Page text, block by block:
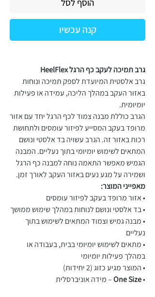
הוסף לסל
קנה עכשיו
גרב תמיכה לעקב כף הרגל HeelFlex
גרב אלסטית המיועדת לספק תמיכה ונוחות
באזור העקב במהלך הליכה, עמידה או פעילות
יומיומית.
הגרב כוללת מבנה צמוד לכף הרגל יחד עם אזור
מרופד בעקב המסייע לפיזור עומסים ולתחושת
רכות באזור זה. הגרב עשויה בד אלסטי ונושם
המתאים לשימוש יומיומי בתוך נעליים. המבנה
הגמיש מאפשר התאמה נוחה למבנה כף הרגל
ושמירה על מגע נעים באזור העקב לאורך זמן.
מאפייני המוצר:
• אזור מרופד בעקב לפיזור עומסים
• בד אלסטי ונושם לנוחות במהלך שימוש ממושך
• מבנה גמיש וצמוד המתאים לשימוש בתוך
נעליים
• מתאים לשימוש יומיומי בבית, בעבודה או
במהלך פעילות יומיומי
• המוצר מגיע כזוג (2 יחידות)
•
One Size– מידה אוניברסלית